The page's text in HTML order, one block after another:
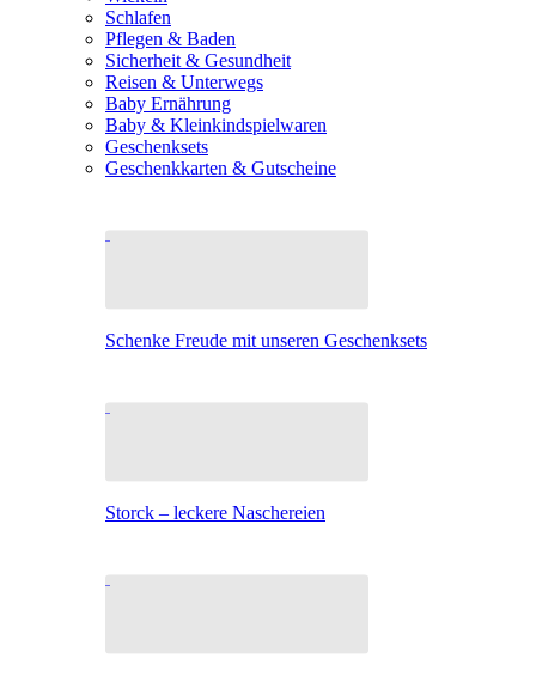
Schlafen
Pflegen & Baden
Sicherheit & Gesundheit
Reisen & Unterwegs
Baby Ernährung
Baby & Kleinkindspielwaren
Geschenksets
Geschenkkarten & Gutscheine
Schenke Freude mit unseren Geschenksets
Storck – leckere Naschereien